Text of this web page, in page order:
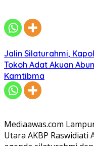
Jalin Silaturahmi,
Tokoh Adat Akuan
Kamtibma
Mediaawas.com
Utara AKBP Raswidiati